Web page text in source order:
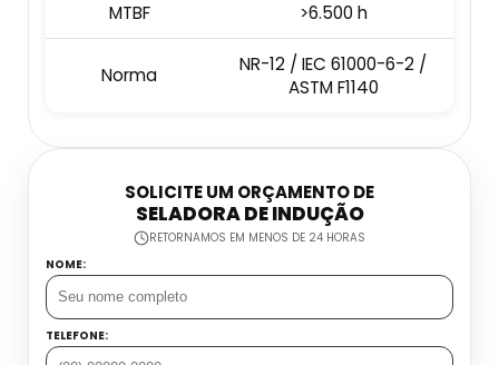
Seladora Contínua Automática
Seladora De Pedal Preço
Balança Contadora Industrial
Balança Linear Sp
Balança Multi Cabeças
Datador Para Flow Pack
Datador Cetro
MTBF >6.500 h
Norma
NR-12 / IEC 61000-6-2 /
ASTM F1140
SOLICITE UM ORÇAMENTO DE
SELADORA DE INDUÇÃO
RETORNAMOS EM MENOS DE 24 HORAS
NOME:
TELEFONE: